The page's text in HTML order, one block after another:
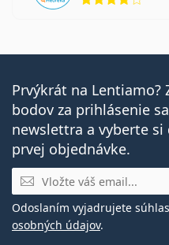
Prvýkrát na Lentiamo?
bodov za prihlásenie
newslettra a vyberte si
prvej objednávke.
E-mail
Odoslaním vyjadrujete
osobných údajov.